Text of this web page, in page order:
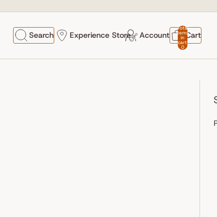
Search Experience Store Account
Total
items
in
cart:
0
Cart